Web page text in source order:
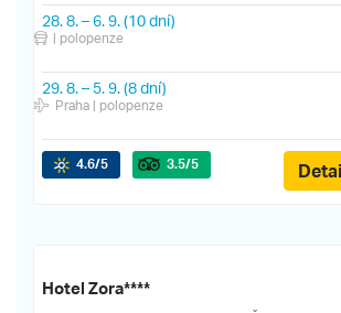
28. 8.–6. 9.(10 dní)
| polopenze
29. 8.– 5. 9.(8 dní)
Praha| polopenze
4.6/5 3.5/5
Hotel Zora****